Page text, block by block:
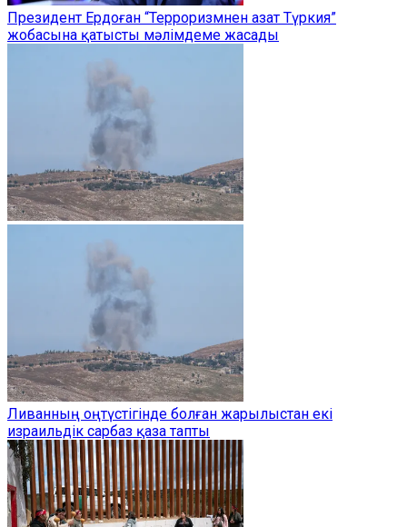
Президент Ердоған “Терроризмнен азат Түркия”
жобасына қатысты мәлімдеме жасады
Ливанның оңтүстігінде болған жарылыстан екі
израильдік сарбаз қаза тапты